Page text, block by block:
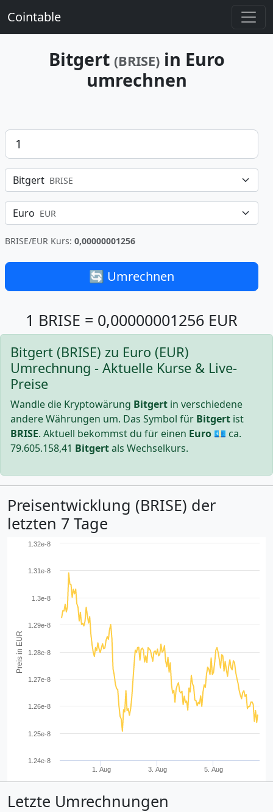
Cointable
Bitgert (BRISE)in Euro
umrechnen
Betrag
Bitgert BRISE
Euro EUR
BRISE/EUR Kurs: 0,00000001256
🔄 Umrechnen
1 BRISE = 0,00000001256 EUR
Bitgert (BRISE) zu Euro (EUR)
Umrechnung - Aktuelle Kurse & Live-
Preise
Wandle die Kryptowärung Bitgert in verschiedene
andere Währungen um. Das Symbol für Bitgert ist
BRISE. Aktuell bekommst du für einen Euro 💶 ca.
79.605.158,41 Bitgertals Wechselkurs.
Preisentwicklung (BRISE) der
letzten 7 Tage
Preis in EUR
1. Aug 3. Aug 5. Aug
1.24e-8
1.25e-8
1.26e-8
1.27e-8
1.28e-8
1.29e-8
1.3e-8
1.31e-8
1.32e-8
Letzte Umrechnungen